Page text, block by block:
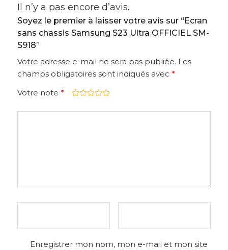
Il n’y a pas encore d’avis.
Soyez le premier à laisser votre avis sur “Ecran
sans chassis Samsung S23 Ultra OFFICIEL SM-
S918”
Votre adresse e-mail ne sera pas publiée. Les
champs obligatoires sont indiqués avec *
Votre note *
Enregistrer mon nom, mon e-mail et mon site